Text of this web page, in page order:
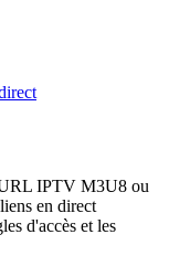
IPTV M3U8 ou
en direct
d'accès et les